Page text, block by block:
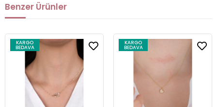
Benzer Ürünler
KARGO
BEDAVA
KARGO
BEDAVA